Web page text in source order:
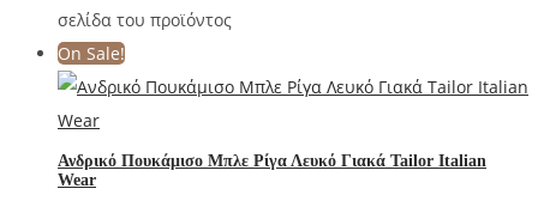
σελίδα του προϊόντος
On Sale!
Ανδρικό Πουκάμισο Μπλε Ρίγα Λευκό Γιακά Tailor Italian
Wear